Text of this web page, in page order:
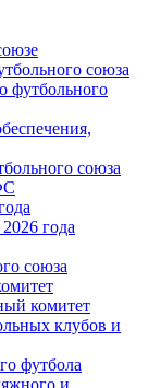
союза
футбольного
союза
года
союза
комитет
клубов и
футбола
и